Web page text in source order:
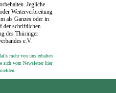
Jegliche
Weiterverbreitung
als Ganzes oder in
der schriftlichen
des Thüringer
e.V.
mehr von uns erhalten
sich vom Newsletter hier